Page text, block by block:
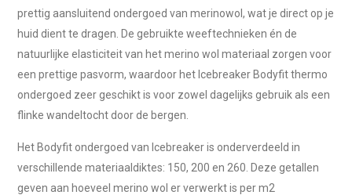
prettig aansluitend ondergoed van merinowol, wat je direct op je
huid dient te dragen. De gebruikte weeftechnieken én de
natuurlijke elasticiteit van het merino wol materiaal zorgen voor
een prettige pasvorm, waardoor het Icebreaker Bodyfit thermo
ondergoed zeer geschikt is voor zowel dagelijks gebruik als een
flinke wandeltocht door de bergen.
Het Bodyfit ondergoed van Icebreaker is onderverdeeld in
verschillende materiaaldiktes: 150, 200 en 260. Deze getallen
geven aan hoeveel merino wol er verwerkt is per m2